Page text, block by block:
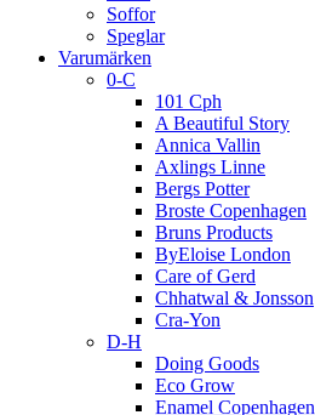
Soffor
Speglar
Varumärken
0-C
101 Cph
A Beautiful Story
Annica Vallin
Axlings Linne
Bergs Potter
Broste Copenhagen
Bruns Products
ByEloise London
Care of Gerd
Chhatwal & Jonsson
Cra-Yon
D-H
Doing Goods
Eco Grow
Enamel Copenhagen